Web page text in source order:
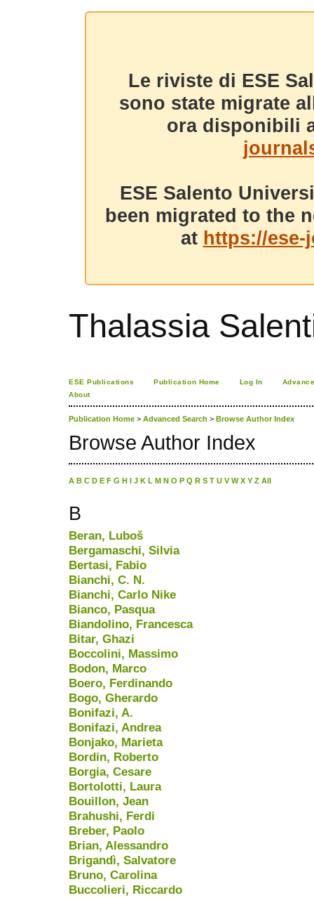
Le riviste di ESE
sono state migrate
ora disponibili
ESE Salento
been migrated to the
at https://
Thalassia
ESE Publications Publication Home Log In
About
Publication Home > Advanced Search > Browse Author Index
Browse Author Index
A B C D E F G H I J K L M N O P Q R S T U V W X Y Z All
B
Beran, Luboš
Bergamaschi, Silvia
Bertasi, Fabio
Bianchi, C. N.
Bianchi, Carlo Nike
Bianco, Pasqua
Biandolino, Francesca
Bitar, Ghazi
Boccolini, Massimo
Bodon, Marco
Boero, Ferdinando
Bogo, Gherardo
Bonifazi, A.
Bonifazi, Andrea
Bonjako, Marieta
Bordin, Roberto
Borgia, Cesare
Bortolotti, Laura
Bouillon, Jean
Brahushi, Ferdi
Breber, Paolo
Brian, Alessandro
Brigandì, Salvatore
Bruno, Carolina
Buccolieri, Riccardo